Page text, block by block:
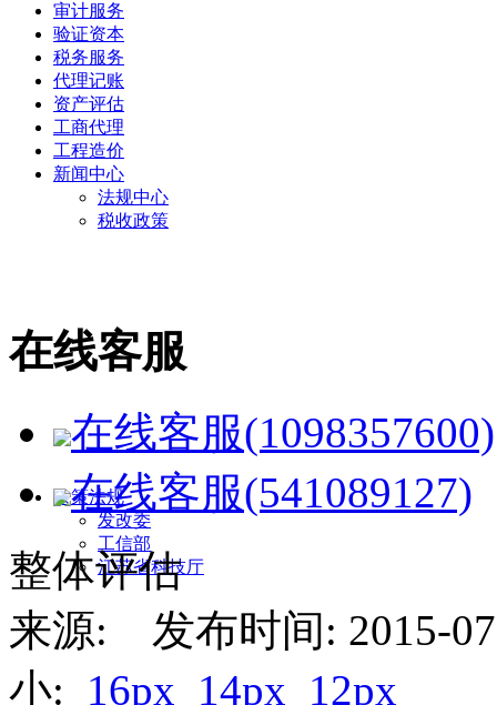
审计服务
验证资本
税务服务
代理记账
资产评估
工商代理
工程造价
新闻中心
法规中心
税收政策
政策法规
发改委
工信部
江苏省科技厅
在线客服
在线客服(1098357600)
在线客服(541089127)
整体评估
来源: 发布时间: 2015-
小: 16px 14px 12px